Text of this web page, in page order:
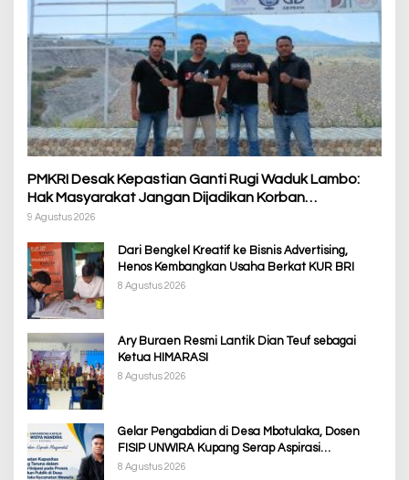
PMKRI Desak Kepastian Ganti Rugi Waduk Lambo:
Hak Masyarakat Jangan Dijadikan Korban
Pembangunan PSN
9 Agustus 2026
Dari Bengkel Kreatif ke Bisnis Advertising,
Henos Kembangkan Usaha Berkat KUR BRI
8 Agustus 2026
Ary Buraen Resmi Lantik Dian Teuf sebagai
Ketua HIMARASI
8 Agustus 2026
Gelar Pengabdian di Desa Mbotulaka, Dosen
FISIP UNWIRA Kupang Serap Aspirasi
Masyarakat & Penguatan Kapasitas Karang
8 Agustus 2026